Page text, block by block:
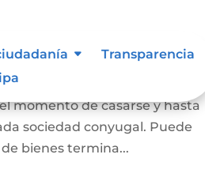
Transparencia
momento de casarse y hasta
sociedad conyugal. Puede
bienes termina...